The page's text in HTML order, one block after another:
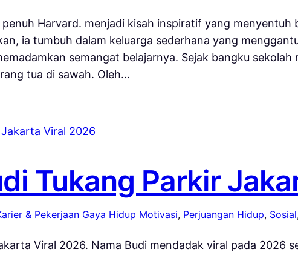
Harvard. menjadi kisah inspiratif yang menyentuh
ia tumbuh dalam keluarga sederhana yang
semangat belajarnya. Sejak bangku
tua di sawah. Oleh…
Tukang Parkir
& Pekerjaan Gaya Hidup Motivasi, Perjuangan Hidup, Sosial
Viral 2026. Nama Budi mendadak viral pada 2026